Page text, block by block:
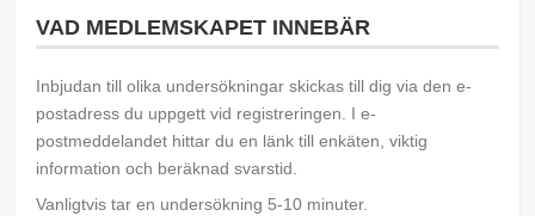
VAD MEDLEMSKAPET INNEBÄR
Inbjudan till olika undersökningar skickas till dig via den e-
postadress du uppgett vid registreringen. I e-
postmeddelandet hittar du en länk till enkäten, viktig
information och beräknad svarstid.
Vanligtvis tar en undersökning 5-10 minuter.